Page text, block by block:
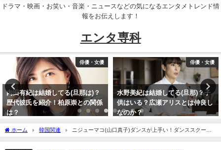
ドラマ・映画・お笑い・音楽・ニュースなどの気になるエンタメトレンド情
報をお伝えします！
エンタ専科
俳優・女優
内田有紀は結婚してる(旦那は)？
歴代彼氏を紹介！柏原崇との関係
は？
俳優・女優
水野美紀は結婚してる(旦那)？子
供はいる？広瀬アリスとは仲良し
なのか？
ホーム 韓国関連
ニジューマコ(山口真子)ダンスが上手い！ダンススクール
はどこ？創価学会の噂の原因は？